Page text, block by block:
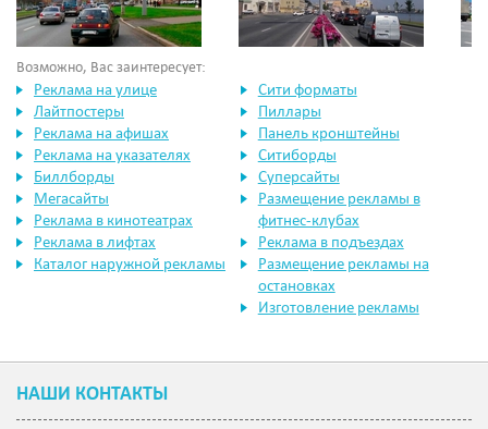
Возможно, Вас заинтересует:
Реклама на улице
Лайтпостеры
Реклама на афишах
Реклама на указателях
Биллборды
Мегасайты
Реклама в кинотеатрах
Реклама в лифтах
Каталог наружной рекламы
Сити форматы
Пиллары
Панель кронштейны
Ситиборды
Суперсайты
Размещение рекламы в
фитнес-клубах
Реклама в подъездах
Размещение рекламы на
остановках
Изготовление рекламы
НАШИ КОНТАКТЫ